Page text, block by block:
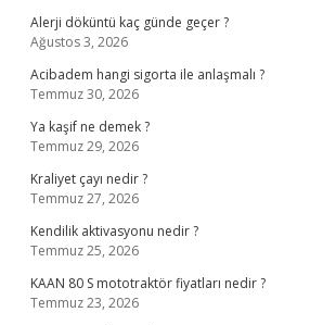
Alerji döküntü kaç günde geçer ?
Ağustos 3, 2026
Acibadem hangi sigorta ile anlaşmalı ?
Temmuz 30, 2026
Ya kaşif ne demek ?
Temmuz 29, 2026
Kraliyet çayı nedir ?
Temmuz 27, 2026
Kendilik aktivasyonu nedir ?
Temmuz 25, 2026
KAAN 80 S mototraktör fiyatları nedir ?
Temmuz 23, 2026